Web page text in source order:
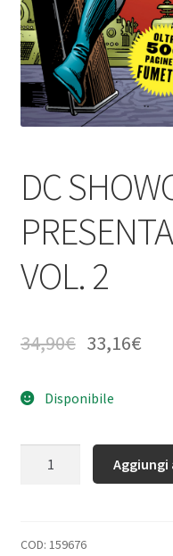
DC
VOL. 2
34,90€ 33,16€
Disponibile
Aggiungi
COD: 159676